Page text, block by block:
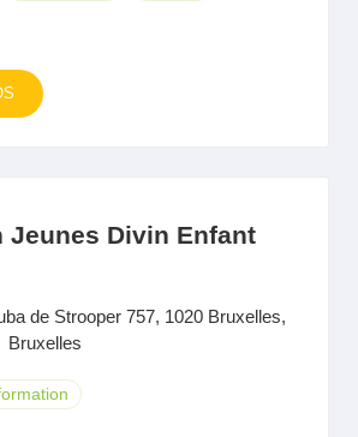
Jeunes Divin Enfant
de Strooper 757, 1020 Bruxelles,
Bruxelles